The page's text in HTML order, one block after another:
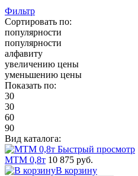
Фильтр
Сортировать по:
популярности
популярности
алфавиту
увеличению цены
уменьшению цены
Показать по:
30
30
60
90
Вид каталога:
Быстрый просмотр
МТМ 0,8т 10 875 руб.
В корзину